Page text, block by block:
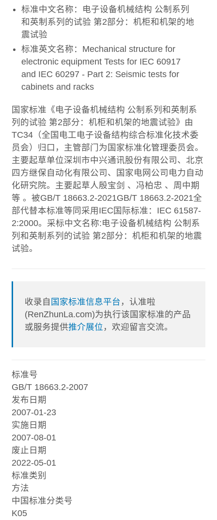
标准中文名称：电子设备机械结构 公制系列
和英制系列的试验 第2部分：机柜和机架的地
震试验
标准英文名称：Mechanical structure for
electronic equipment Tests for IEC 60917
and IEC 60297 - Part 2: Seismic tests for
cabinets and racks
国家标准《电子设备机械结构 公制系列和英制系
列的试验 第2部分：机柜和机架的地震试验》由
TC34（全国电工电子设备结构综合标准化技术委
员会）归口，主管部门为国家标准化管理委员会。
主要起草单位深圳市中兴通讯股份有限公司、北京
四方继保自动化有限公司、国家电网公司电力自动
化研究院。主要起草人殷宝剑 、冯柏忠 、周中期
等 。被GB/T 18663.2-2021GB/T 18663.2-2021全
部代替本标准等同采用IEC国际标准：IEC 61587-
2:2000。采标中文名称:电子设备机械结构 公制系
列和英制系列的试验 第2部分：机柜和机架的地震
试验。
收录自 国家标准信息平台 ，认准啦
(RenZhunLa.com)为执行该国家标准的产品
或服务提供推介展位 ，欢迎留言交流。
标准号
GB/T 18663.2-2007
发布日期
2007-01-23
实施日期
2007-08-01
废止日期
2022-05-01
标准类别
方法
中国标准分类号
K05